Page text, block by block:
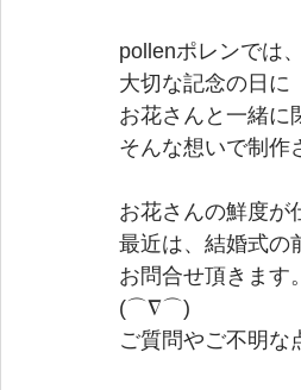
pollenポレンでは
大切な記念の日に
お花さんと一緒に
そんな想いで制作
お花さんの鮮度が
最近は、結婚式の
お問合せ頂きます
(⌒∇⌒)
ご質問やご不明